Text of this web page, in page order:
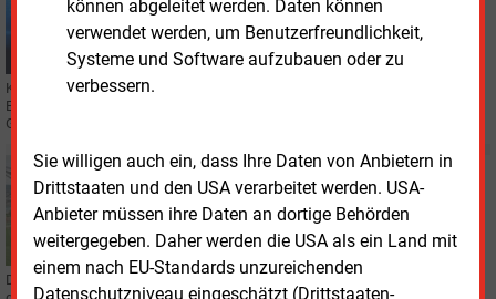
können abgeleitet werden. Daten können
verwendet werden, um Benutzerfreundlichkeit,
Systeme und Software aufzubauen oder zu
verbessern.
Sie willigen auch ein, dass Ihre Daten von Anbietern in
Drittstaaten und den USA verarbeitet werden. USA-
Anbieter müssen ihre Daten an dortige Behörden
weitergegeben. Daher werden die USA als ein Land mit
einem nach EU-Standards unzureichenden
Datenschutzniveau eingeschätzt (Drittstaaten-
Warum bei der KI weniger oft mehr ist
Künstliche Intelligenz kommt in immer mehr Anwendungen auch in der
Energiebranche zum Einsatz. Den hohen Energieverbrauch von KI will die TU
Graz mit einem neuen Algorithmus deckeln.
Dienstag, 9.02.2021, 11:40
STROMNETZ
Mehr Sicherheit durch künstliche Intelligenz
Der Energiekonzern Eon und das Software-Haus "eSmart Systems" wollen